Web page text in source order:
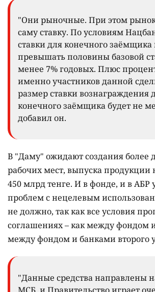
"Они рыночные. При этом рынок
саму ставку. По условиям
ставки для конечного
превышать половины базовой
менее 7% годовых. Плюс
именно участников данной
размер ставки вознаграждения
конечного заёмщика будет не
добавил он.
В "Даму" ожидают создания более
рабочих мест, выпуска продукции
450 млрд тенге. И в фонде, и в АБР
проблем с нецелевым
не должно, так как все условия
соглашениях – как между фондом
между фондом и банками второго
"Данные средства направлены